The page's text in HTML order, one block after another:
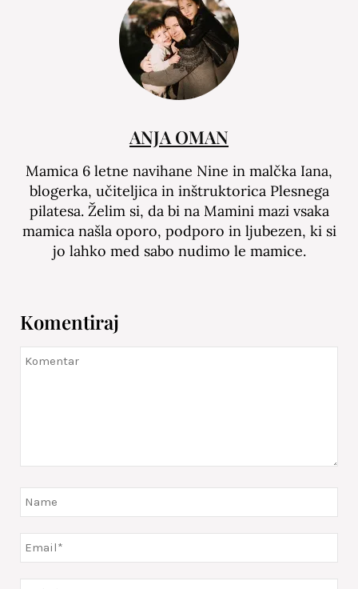
ANJA OMAN
Mamica 6 letne navihane Nine in malčka Iana,
blogerka, učiteljica in inštruktorica Plesnega
pilatesa. Želim si, da bi na Mamini mazi vsaka
mamica našla oporo, podporo in ljubezen, ki si
jo lahko med sabo nudimo le mamice.
Komentiraj